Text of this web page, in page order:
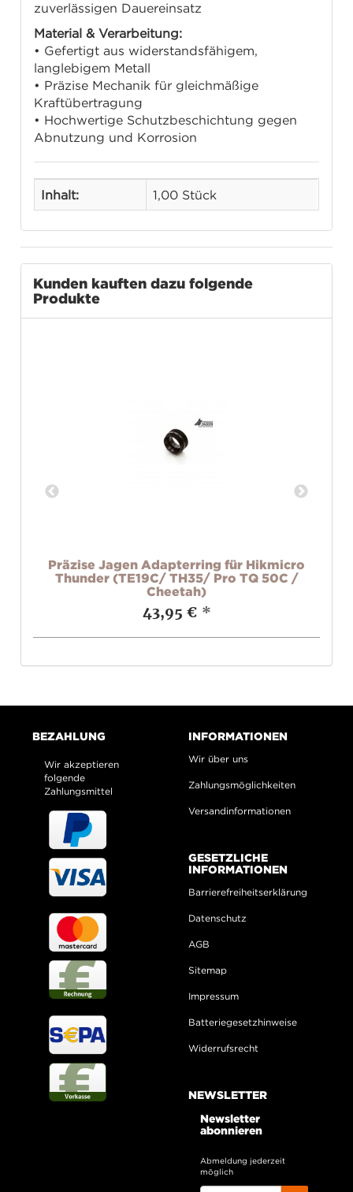
zuverlässigen Dauereinsatz
Material & Verarbeitung:
• Gefertigt aus widerstandsfähigem,
langlebigem Metall
• Präzise Mechanik für gleichmäßige
Kraftübertragung
• Hochwertige Schutzbeschichtung gegen
Abnutzung und Korrosion
Inhalt: 1,00 Stück
Kunden kauften dazu folgende
Produkte
Präzise Jagen Adapterring für Hikmicro
Thunder (TE19C/ TH35/ Pro TQ 50C /
Cheetah)
43,95 € *
BEZAHLUNG
Wir akzeptieren
folgende
Zahlungsmittel
INFORMATIONEN
Wir über uns
Zahlungsmöglichkeiten
Versandinformationen
GESETZLICHE
INFORMATIONEN
Barrierefreiheitserklärung
Datenschutz
AGB
Sitemap
Impressum
Batteriegesetzhinweise
Widerrufsrecht
NEWSLETTER
Newsletter
abonnieren
Abmeldung jederzeit
möglich